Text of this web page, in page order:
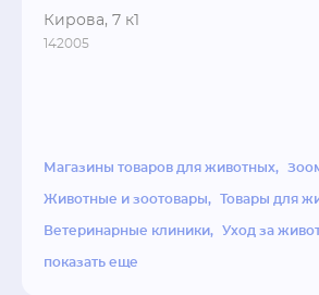
Кирова, 7 к1
142005
Магазины товаров для животных
Животные и зоотовары Товары для
Ветеринарные клиники Уход за
показать еще